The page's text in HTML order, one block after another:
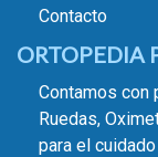
Contacto
ORTOPEDIA
Contamos con
Ruedas,
para el